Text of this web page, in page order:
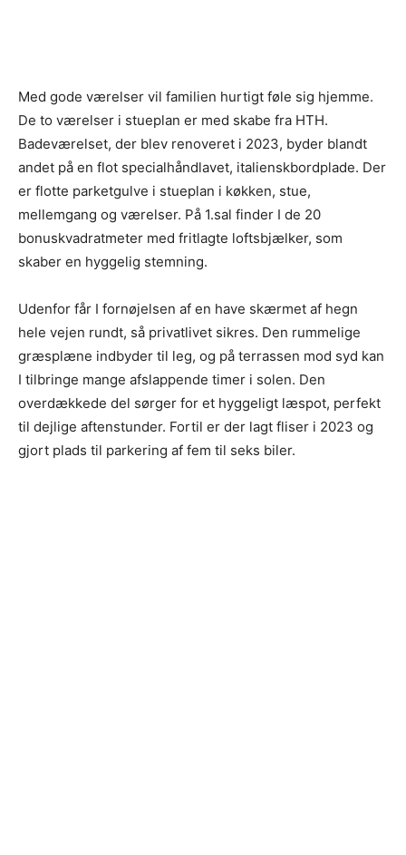
Med gode værelser vil familien hurtigt føle sig hjemme.
De to værelser i stueplan er med skabe fra HTH.
Badeværelset, der blev renoveret i 2023, byder blandt
andet på en flot specialhåndlavet, italienskbordplade. Der
er flotte parketgulve i stueplan i køkken, stue,
mellemgang og værelser. På 1.sal finder I de 20
bonuskvadratmeter med fritlagte loftsbjælker, som
skaber en hyggelig stemning.
Udenfor får I fornøjelsen af en have skærmet af hegn
hele vejen rundt, så privatlivet sikres. Den rummelige
græsplæne indbyder til leg, og på terrassen mod syd kan
I tilbringe mange afslappende timer i solen. Den
overdækkede del sørger for et hyggeligt læspot, perfekt
til dejlige aftenstunder. Fortil er der lagt fliser i 2023 og
gjort plads til parkering af fem til seks biler.